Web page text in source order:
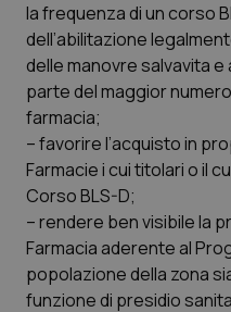
Veneto
Oncoematologia
Oncologia &
Psoriasi & pelle
Quotidiano
Quotidiano
la frequenza di un corso
dell’abilitazione
delle manovre salvavita e
parte del maggior
farmacia;
– favorire l’acquisto in
Farmacie i cui titolari o il
Corso BLS-D;
– rendere ben visibile la
Farmacia aderente al
popolazione della zona
funzione di presidio